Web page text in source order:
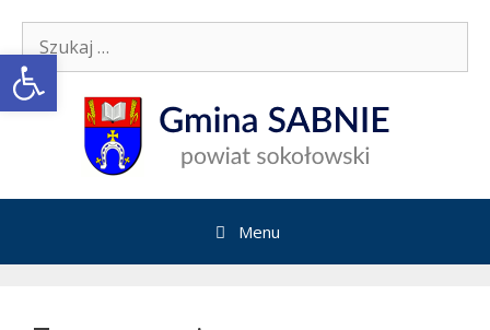
Open toolbar
treści
Menu